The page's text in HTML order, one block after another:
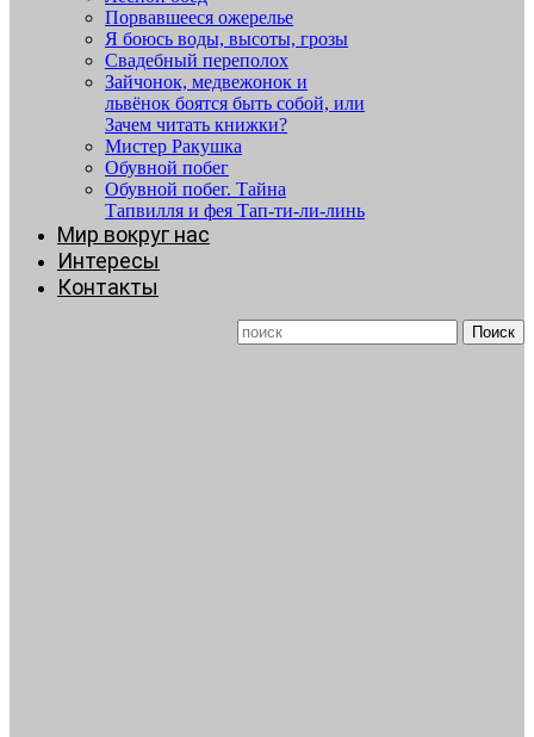
Порвавшееся ожерелье
Я боюсь воды, высоты, грозы
Свадебный переполох
Зайчонок, медвежонок и
львёнок боятся быть собой, или
Зачем читать книжки?
Мистер Ракушка
Обувной побег
Обувной побег. Тайна
Тапвилля и фея Тап-ти-ли-линь
Мир вокруг нас
Интересы
Контакты